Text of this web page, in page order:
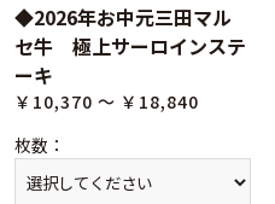
◆2026年お中元三田マル
セ牛 極上サーロインステ
ーキ
￥10,370 ～ ￥18,840
枚数 ：